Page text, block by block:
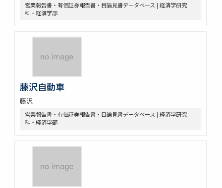
営業報告書・有価証券報告書・目論見書データベース | 経済学研究
科・経済学部
藤沢自動車
藤沢
営業報告書・有価証券報告書・目論見書データベース | 経済学研究
科・経済学部